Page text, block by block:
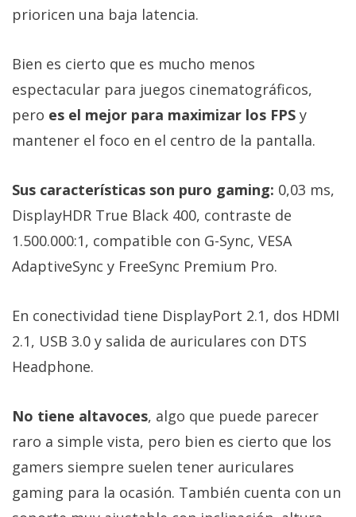
prioricen una baja latencia.
Bien es cierto que es mucho menos
espectacular para juegos cinematográficos,
pero es el mejor para maximizar los FPS y
mantener el foco en el centro de la pantalla.
Sus características son puro gaming: 0,03 ms,
DisplayHDR True Black 400, contraste de
1.500.000:1, compatible con G-Sync, VESA
AdaptiveSync y FreeSync Premium Pro.
En conectividad tiene DisplayPort 2.1, dos HDMI
2.1, USB 3.0 y salida de auriculares con DTS
Headphone.
No tiene altavoces, algo que puede parecer
raro a simple vista, pero bien es cierto que los
gamers siempre suelen tener auriculares
gaming para la ocasión. También cuenta con un